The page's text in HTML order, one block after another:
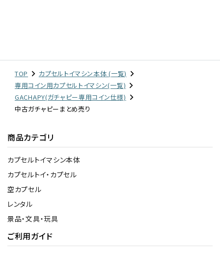
よくあるご質問
ご利用ガイド
TOP
カプセルトイマシン本体 (一覧)
専用コイン用カプセルトイマシン(一覧)
GACHAPY(ガチャピー専用コイン仕様)
中古ガチャピーまとめ売り
商品カテゴリ
カプセルトイマシン本体
カプセルトイ・カプセル
空カプセル
レンタル
景品・文具・玩具
ご利用ガイド